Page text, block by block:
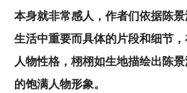
本身就非常感人，作者们依据陈
生活中重要而具体的片段和细节
人物性格，栩栩如生地描绘出陈
的饱满人物形象。